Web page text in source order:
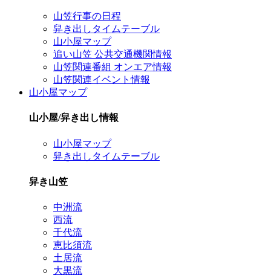
山笠行事の日程
舁き出しタイムテーブル
山小屋マップ
追い山笠 公共交通機関情報
山笠関連番組 オンエア情報
山笠関連イベント情報
山小屋マップ
山小屋/舁き出し情報
山小屋マップ
舁き出しタイムテーブル
舁き山笠
中洲流
西流
千代流
恵比須流
土居流
大黒流